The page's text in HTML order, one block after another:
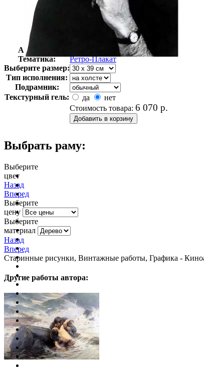
Автор:
Арт-стиль
Тематика:
Ретро-Плакат
Выберите размер:
Тип исполнения:
Подрамник:
Текстурный гель:
да
нет
Стоимость товара: 6 070 р.
Выбрать раму:
Выберите
цвет
Назад
Вперед
Выберите
цену
Выберите
материал
Назад
Вперед
Старинные рисунки, Винтажные работы, Графика -
Другие работы автора: